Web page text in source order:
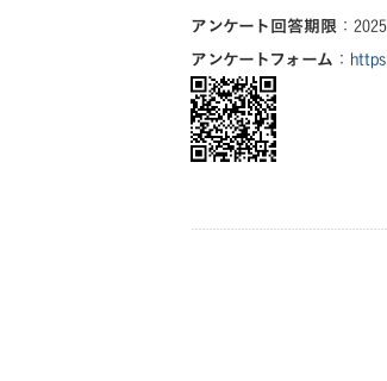
アンケート回答期限 ：
アンケートフォーム ：